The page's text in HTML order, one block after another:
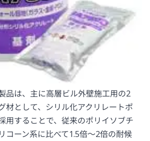
品は、主に高層ビル外壁施工用の2
材として、シリル化アクリレートポ
用することで、従来のポリイソブチ
コーン系に比べて1.5倍～2倍の耐候